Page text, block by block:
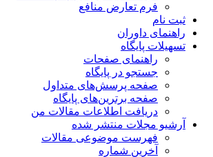
فرم تعارض منافع
ثبت نام
راهنمای داوران
تسهیلات پایگاه
راهنمای صفحات
جستجو در پایگاه
صفحه پرسش‌های متداول
صفحه برترین‌های پایگاه
دریافت اطلاعات مقالات من
آرشیو مجلات منتشر شده
فهرست موضوعی مقالات
آخرین شماره